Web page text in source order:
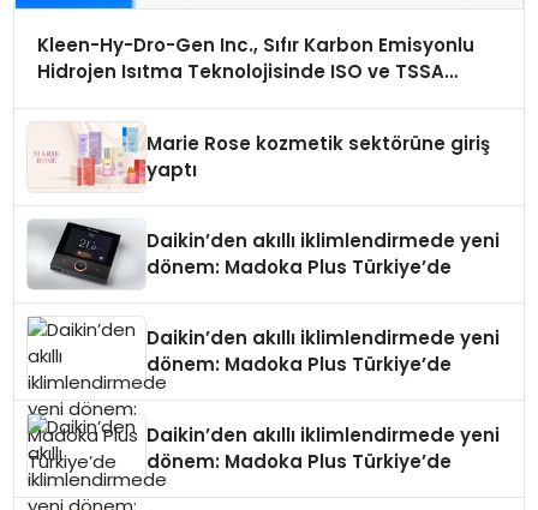
Kleen-Hy-Dro-Gen Inc., Sıfır Karbon Emisyonlu
Hidrojen Isıtma Teknolojisinde ISO ve TSSA
Marie Rose kozmetik sektörüne giriş
yaptı
Daikin’den akıllı iklimlendirmede yeni
dönem: Madoka Plus Türkiye’de
Daikin’den akıllı iklimlendirmede yeni
dönem: Madoka Plus Türkiye’de
Daikin’den akıllı iklimlendirmede yeni
dönem: Madoka Plus Türkiye’de